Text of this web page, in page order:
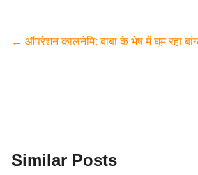
e
er s
gr
e
← ऑपरेशन कालनेमि: बाबा के भेष में घूम रहा
Similar Posts